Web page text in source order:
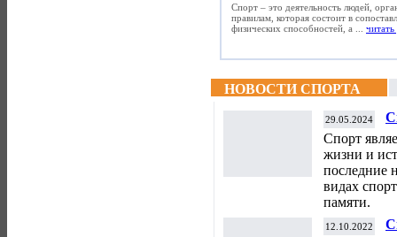
Спорт – это деятельность людей,
правилам, которая состоит в
физических способностей, а ... читать
НОВОСТИ СПОРТА
29.05.2024
Спорт
жизни и
последние
видах
памяти.
12.10.2022